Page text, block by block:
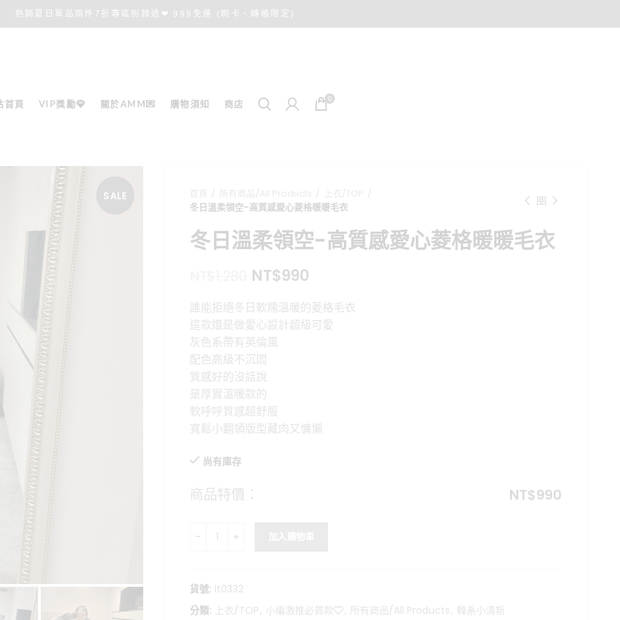
熱銷夏日單品兩件7折專區別錯過❤ 999免運 (刷卡、轉帳限定)
首頁 VIP獎勵💎 關於AMM💌 購物須知 商店 0
SALE
冬日溫柔領空-高質感愛心菱格暖暖毛衣
冬日溫柔領空-高質感愛心菱格暖暖毛衣
原
價
格：
NT$1,280。
NT$990目
價
格：
誰能拒絕冬日軟糯溫暖的菱格毛衣
這款還是做愛心設計超級可愛
灰色系帶有英倫風
配色高級不沉悶
質感好的沒話說
是厚實溫暖款的
軟呼呼質感超舒服
寬鬆小翻領版型藏肉又慵懶
尚有庫存
商品特價： NT$990
冬日溫柔領空-高質感愛心菱格暖暖毛衣 數量
貨號: lt0332
分類: 上衣/TOP , 小編激推必買款❤️, 所有商品/All Products , 韓系小清新